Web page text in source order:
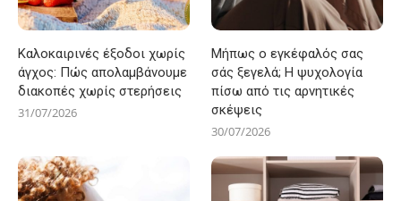
Καλοκαιρινές έξοδοι χωρίς
άγχος: Πώς απολαμβάνουμε
διακοπές χωρίς στερήσεις
31/07/2026
Μήπως ο εγκέφαλός σας
σάς ξεγελά; Η ψυχολογία
πίσω από τις αρνητικές
σκέψεις
30/07/2026